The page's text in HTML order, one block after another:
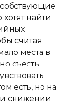
найти
считая
места в
съесть
есть, но на
снижении